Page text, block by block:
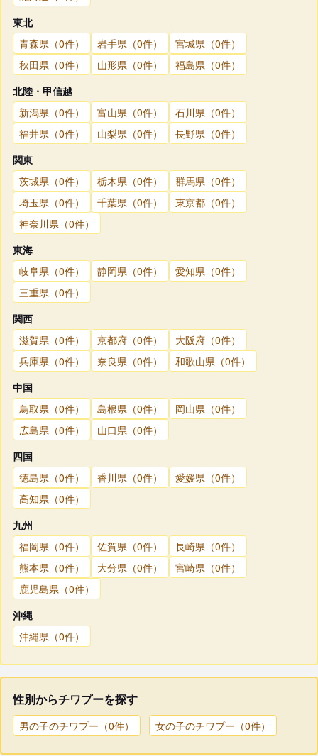
東北
青森県（0件）
岩手県（0件）
宮城県（0件）
秋田県（0件）
山形県（0件）
福島県（0件）
北陸・甲信越
新潟県（0件）
富山県（0件）
石川県（0件）
福井県（0件）
山梨県（0件）
長野県（0件）
関東
茨城県（0件）
栃木県（0件）
群馬県（0件）
埼玉県（0件）
千葉県（0件）
東京都（0件）
神奈川県（0件）
東海
岐阜県（0件）
静岡県（0件）
愛知県（0件）
三重県（0件）
関西
滋賀県（0件）
京都府（0件）
大阪府（0件）
兵庫県（0件）
奈良県（0件）
和歌山県（0件）
中国
鳥取県（0件）
島根県（0件）
岡山県（0件）
広島県（0件）
山口県（0件）
四国
徳島県（0件）
香川県（0件）
愛媛県（0件）
高知県（0件）
九州
福岡県（0件）
佐賀県（0件）
長崎県（0件）
熊本県（0件）
大分県（0件）
宮崎県（0件）
鹿児島県（0件）
沖縄
沖縄県（0件）
性別からチワプーを探す
男の子のチワプー（0件） 女の子のチワプー（0件）